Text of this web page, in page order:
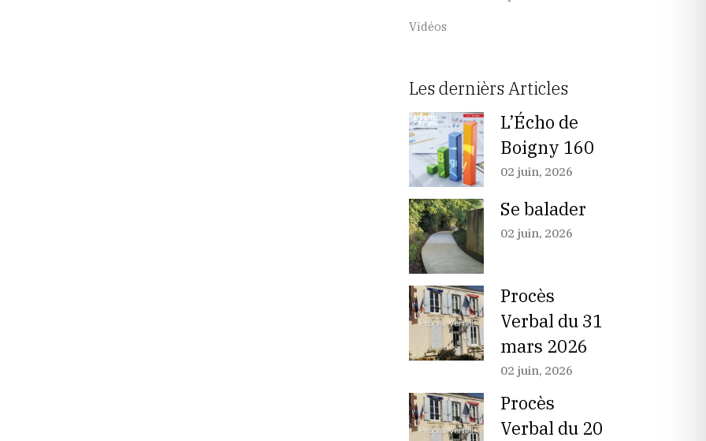
Vidéos
Les dernièrs Articles
L’Écho de
Boigny 160
02 juin, 2026
Se balader
02 juin, 2026
Procès
Verbal du 31
mars 2026
02 juin, 2026
Procès
Verbal du 20